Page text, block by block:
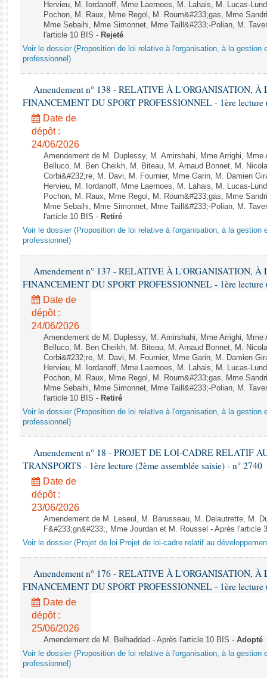
Hervieu, M. Iordanoff, Mme Laernoes, M. Lahais, M. Lucas-
Pochon, M. Raux, Mme Regol, M. Roum&#233;gas, Mme
Mme Sebaihi, Mme Simonnet, Mme Taill&#233;-Polian, M.
l'article 10 BIS - Rejeté
Voir le dossier (Proposition de loi relative à l'organisation, à la gestion
professionnel)
Amendement n° 138 - RELATIVE À L'ORGANISATION,
FINANCEMENT DU SPORT PROFESSIONNEL - 1ère lecture
Date de
dépôt :
24/06/2026
Amendement de M. Duplessy, M. Amirshahi, Mme Arrighi,
Belluco, M. Ben Cheikh, M. Biteau, M. Arnaud Bonnet, M.
Corbi&#232;re, M. Davi, M. Fournier, Mme Garin, M. Damien
Hervieu, M. Iordanoff, Mme Laernoes, M. Lahais, M. Lucas-
Pochon, M. Raux, Mme Regol, M. Roum&#233;gas, Mme
Mme Sebaihi, Mme Simonnet, Mme Taill&#233;-Polian, M.
l'article 10 BIS - Retiré
Voir le dossier (Proposition de loi relative à l'organisation, à la gestion
professionnel)
Amendement n° 137 - RELATIVE À L'ORGANISATION,
FINANCEMENT DU SPORT PROFESSIONNEL - 1ère lecture
Date de
dépôt :
24/06/2026
Amendement de M. Duplessy, M. Amirshahi, Mme Arrighi,
Belluco, M. Ben Cheikh, M. Biteau, M. Arnaud Bonnet, M.
Corbi&#232;re, M. Davi, M. Fournier, Mme Garin, M. Damien
Hervieu, M. Iordanoff, Mme Laernoes, M. Lahais, M. Lucas-
Pochon, M. Raux, Mme Regol, M. Roum&#233;gas, Mme
Mme Sebaihi, Mme Simonnet, Mme Taill&#233;-Polian, M.
l'article 10 BIS - Retiré
Voir le dossier (Proposition de loi relative à l'organisation, à la gestion
professionnel)
Amendement n° 18 - PROJET DE LOI-CADRE RELATIF
TRANSPORTS - 1ère lecture (2ème assemblée saisie) - n° 2740
Date de
dépôt :
23/06/2026
Amendement de M. Leseul, M. Barusseau, M. Delautrette, M.
F&#233;gn&#233;, Mme Jourdan et M. Roussel - Après l'article
Voir le dossier (Projet de loi Projet de loi-cadre relatif au
Amendement n° 176 - RELATIVE À L'ORGANISATION,
FINANCEMENT DU SPORT PROFESSIONNEL - 1ère lecture
Date de
dépôt :
25/06/2026
Amendement de M. Belhaddad - Après l'article 10 BIS - Adopté
Voir le dossier (Proposition de loi relative à l'organisation, à la gestion
professionnel)